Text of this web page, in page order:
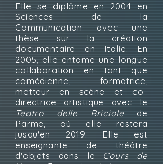
Elle se diplôme en 2004 en
Sciences de la
Communication avec une
thèse sur la création
documentaire en Italie. En
2005, elle entame une longue
collaboration en tant que
comédienne, formatrice,
metteur en scène et co-
directrice artistique avec le
Teatro delle Briciole de
Parme, où elle restera
jusqu'en 2019. Elle est
enseignante de théâtre
d'objets dans le Cours de